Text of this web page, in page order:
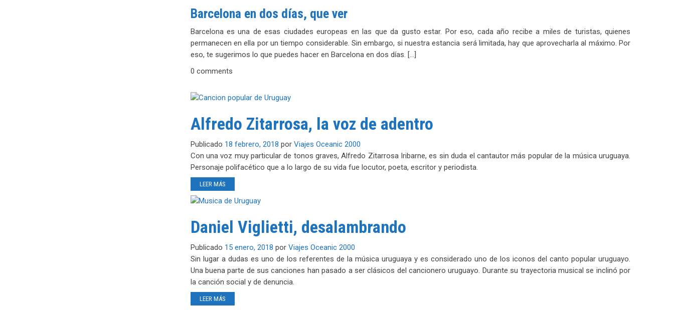
Barcelona en dos días, que ver
Barcelona es una de esas ciudades europeas en las que da gusto estar. Por eso, cada año recibe a miles de turistas, quienes
permanecen en ella por un tiempo considerable. Sin embargo, si nuestra estancia será limitada, hay que aprovecharla al máximo. Por
eso, te sugerimos lo que puedes hacer en Barcelona en dos días. […]
0 comments
Alfredo Zitarrosa, la voz de adentro
Publicado 18 febrero, 2018 por Viajes Oceanic 2000
Con una voz muy particular de tonos graves, Alfredo Zitarrosa Iribarne, es sin duda el cantautor más popular de la música uruguaya.
Personaje polifacético que a lo largo de su vida fue locutor, poeta, escritor y periodista.
LEER MÁS
Daniel Viglietti, desalambrando
Publicado 15 enero, 2018 por Viajes Oceanic 2000
Sin lugar a dudas es uno de los referentes de la música uruguaya y es considerado uno de los iconos del canto popular uruguayo.
Una buena parte de sus canciones han pasado a ser clásicos del cancionero uruguayo. Durante su trayectoria musical se inclinó por
la canción social y de denuncia.
LEER MÁS